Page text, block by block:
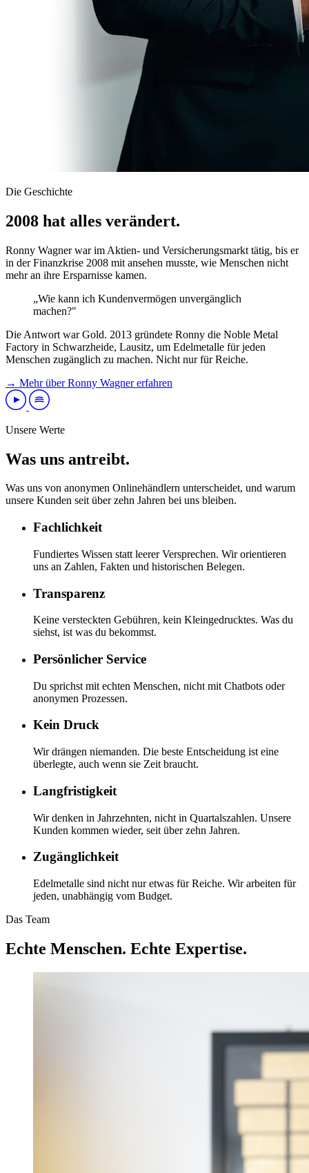
Die Geschichte
2008 hat alles verändert.
Ronny Wagner war im Aktien- und Versicherungsmarkt tätig, bis er
in der Finanzkrise 2008 mit ansehen musste, wie Menschen nicht
mehr an ihre Ersparnisse kamen.
„Wie kann ich Kundenvermögen unvergänglich
machen?"
Die Antwort war Gold. 2013 gründete Ronny die Noble Metal
Factory in Schwarzheide, Lausitz, um Edelmetalle für jeden
Menschen zugänglich zu machen. Nicht nur für Reiche.
→ Mehr über Ronny Wagner erfahren
Unsere Werte
Was uns antreibt.
Was uns von anonymen Onlinehändlern unterscheidet, und warum
unsere Kunden seit über zehn Jahren bei uns bleiben.
Fachlichkeit
Fundiertes Wissen statt leerer Versprechen. Wir orientieren
uns an Zahlen, Fakten und historischen Belegen.
Transparenz
Keine versteckten Gebühren, kein Kleingedrucktes. Was du
siehst, ist was du bekommst.
Persönlicher Service
Du sprichst mit echten Menschen, nicht mit Chatbots oder
anonymen Prozessen.
Kein Druck
Wir drängen niemanden. Die beste Entscheidung ist eine
überlegte, auch wenn sie Zeit braucht.
Langfristigkeit
Wir denken in Jahrzehnten, nicht in Quartalszahlen. Unsere
Kunden kommen wieder, seit über zehn Jahren.
Zugänglichkeit
Edelmetalle sind nicht nur etwas für Reiche. Wir arbeiten für
jeden, unabhängig vom Budget.
Das Team
Echte Menschen. Echte Expertise.